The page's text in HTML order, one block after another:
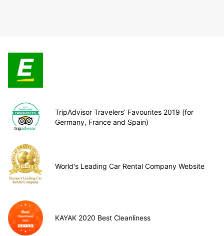
TripAdvisor Travelers’ Favourites 2019 (for
Germany, France and Spain)
World's Leading Car Rental Company Website
KAYAK 2020 Best Cleanliness